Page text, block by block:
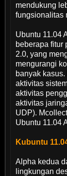
mendukung
fungsionalitas
Ubuntu 11.04
beberapa fitur
2.0, yang
mengurangi
banyak
aktivitas
aktivitas
aktivitas
UDP).
Ubuntu 11.04
Kubuntu
Alpha kedua
lingkungan